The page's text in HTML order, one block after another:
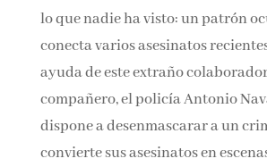
al que encarceló años atrás, cree
descubierto lo que nadie ha visto:
oculto que conecta varios
Con la ayuda de este extraño
su compañero, el policía Antonio
Planes se dispone a